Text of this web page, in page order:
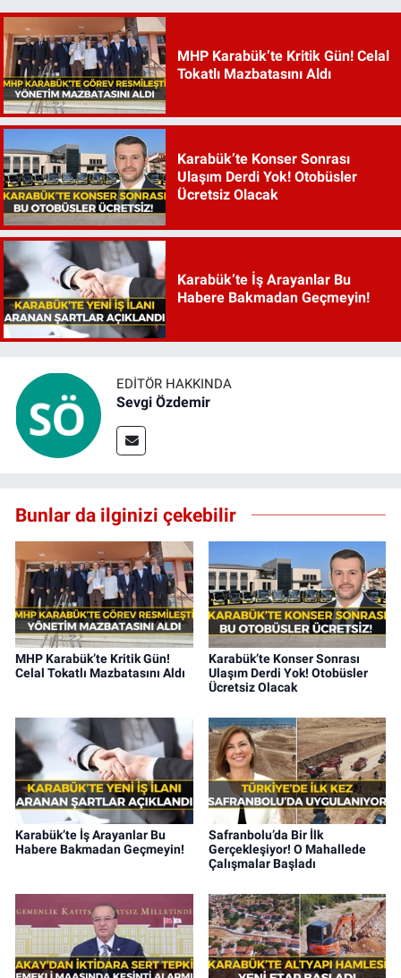
MHP Karabük’te Kritik Gün! Celal
Tokatlı Mazbatasını Aldı
Karabük’te Konser Sonrası
Ulaşım Derdi Yok! Otobüsler
Ücretsiz Olacak
Karabük’te İş Arayanlar Bu
Habere Bakmadan Geçmeyin!
EDITÖR HAKKINDA
Sevgi Özdemir
Bunlar da ilginizi çekebilir
MHP Karabük’te Kritik Gün!
Celal Tokatlı Mazbatasını Aldı
Karabük’te Konser Sonrası
Ulaşım Derdi Yok! Otobüsler
Ücretsiz Olacak
Karabük’te İş Arayanlar Bu
Habere Bakmadan Geçmeyin!
Safranbolu’da Bir İlk
Gerçekleşiyor! O Mahallede
Çalışmalar Başladı